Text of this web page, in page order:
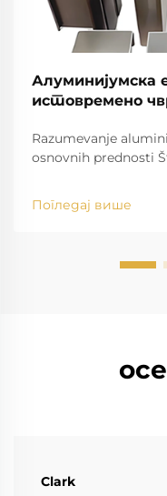
Алуминијумска
истовремено
Razumevanje
osnovnih prednosti
podrazumeva
različite složene
Погледај више
Clark